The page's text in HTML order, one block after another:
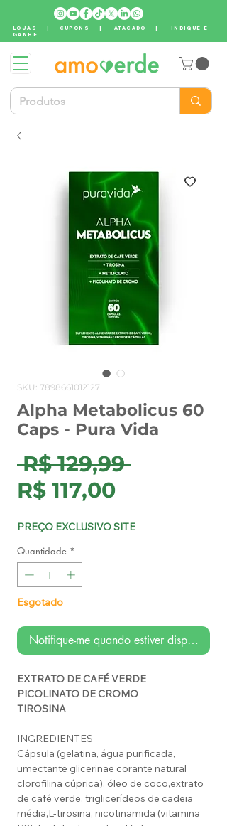
LOJAS | CUPONS |ATACADO | INDIQUE E
GANHE
SKU: 7898661012127
Alpha Metabolicus 60
Caps - Pura Vida
R$ 129,99 Preço
R$ 117,00Preço
PREÇO EXCLUSIVO SITE
Quantidade *
Esgotado
Notifique-me quando estiver disponível
EXTRATO DE CAFÉ VERDE
PICOLINATO DE CROMO
TIROSINA
INGREDIENTES
Cápsula (gelatina, água purificada,
umectante glicerinae corante natural
clorofilina cúprica), óleo de coco,extrato
de café verde, triglicerídeos de cadeia
média,L-tirosina, nicotinamida (vitamina